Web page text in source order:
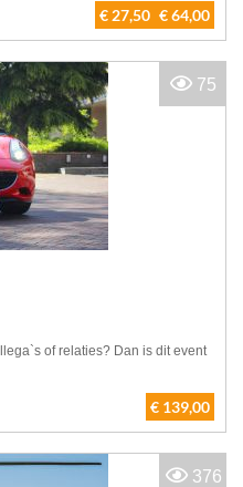
€ 27,50 € 64,00
of relaties? Dan is dit event
€ 139,00
75
376